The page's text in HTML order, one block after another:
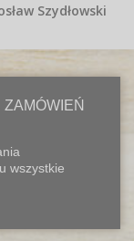
Szydłowski
wszystkie